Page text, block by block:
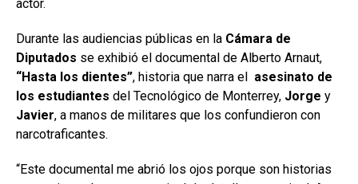
actor.
Durante las audiencias públicas en la Cámara de
Diputados se exhibió el documental de Alberto Arnaut,
“Hasta los dientes”, historia que narra el asesinato de
los estudiantes del Tecnológico de Monterrey, Jorge y
Javier, a manos de militares que los confundieron con
narcotraficantes.
“Este documental me abrió los ojos porque son historias